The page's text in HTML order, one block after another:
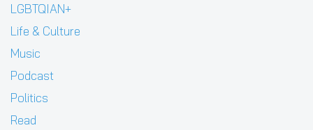
LGBTQIAN+
Life & Culture
Music
Podcast
Politics
Read